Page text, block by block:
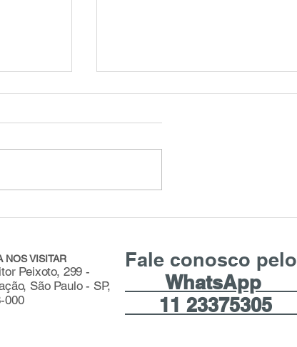
PRESBIOPIA
PRESBIOPIA ou , popularmente ,
da...
NOS VISITAR
Peixoto, 299 -
São Paulo - SP,
000
Fale conosco pelo
WhatsApp
11 23375305